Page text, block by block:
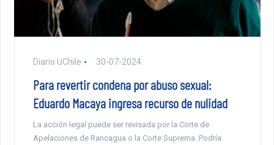
Diario UChile 30-07-2024
Para revertir condena por abuso sexual:
Eduardo Macaya ingresa recurso de nulidad
La acción legal puede ser revisada por la Corte de
Apelaciones de Rancagua o la Corte Suprema. Podría